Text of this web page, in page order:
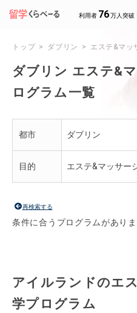
利用者 76万人突破
トップ ダブリン エステ&マッ
ダブリン エステ&
ログラム一覧
都市 ダブリン
目的 エステ&マッサー
再検索する
条件に合うプログラムがありま
アイルランドのエ
学プログラム